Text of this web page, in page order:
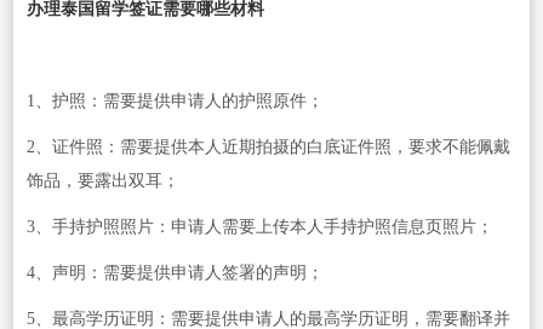
办理泰国留学签证需要哪些材料
1、护照：需要提供申请人的护照原件；
2、证件照：需要提供本人近期拍摄的白底证件照，要求不能佩戴
饰品，要露出双耳；
3、手持护照照片：申请人需要上传本人手持护照信息页照片；
4、声明：需要提供申请人签署的声明；
5、最高学历证明：需要提供申请人的最高学历证明，需要翻译并